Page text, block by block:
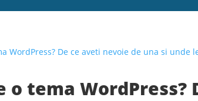
o tema WordPress?